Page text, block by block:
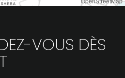
VOUS DÈS